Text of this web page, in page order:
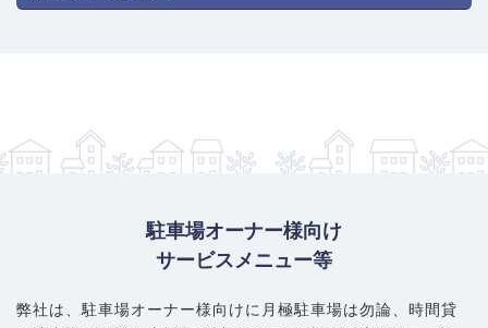
駐車場オーナー様向け
サービスメニュー等
弊社は、駐車場オーナー様向けに月極駐車場は勿論、 時間貸